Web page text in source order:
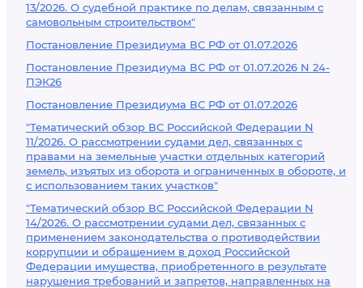
13/2026. О судебной практике по делам, связанным с
самовольным строительством"
Постановление Президиума ВС РФ от 01.07.2026
Постановление Президиума ВС РФ от 01.07.2026 N 24-
ПЭК26
Постановление Президиума ВС РФ от 01.07.2026
"Тематический обзор ВС Российской Федерации N
11/2026. О рассмотрении судами дел, связанных с
правами на земельные участки отдельных категорий
земель, изъятых из оборота и ограниченных в обороте, и
с использованием таких участков"
"Тематический обзор ВС Российской Федерации N
14/2026. О рассмотрении судами дел, связанных с
применением законодательства о противодействии
коррупции и обращением в доход Российской
Федерации имущества, приобретенного в результате
нарушения требований и запретов, направленных на